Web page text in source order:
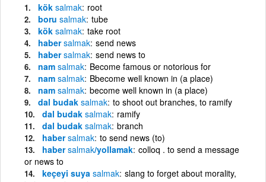
kök salmak root
boru salmak tube
kök salmak take root
habersalmak send news
habersalmak send news to
nam salmak Become famous or notorious for
nam salmak Bbecome well known in (a place)
nam salmak become well known in (a place)
dal budak salmak to shoot out branches, to ramify
dal budak salmak ramify
dal budak salmak branch
habersalmak to send news (to)
habersalmak/yollamak colloq . to send a message
or news to
keçeyi suya salmak slang to forget about morality,